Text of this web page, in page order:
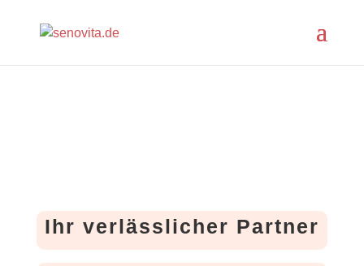
Ihr verlässlicher Partner